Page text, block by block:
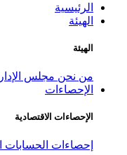
الرئيسية
الهيئة
الهيئة
من نحن مجلس
الإحصاءات
الإحصاءات الاقتصادية
إحصاءات الحسابات